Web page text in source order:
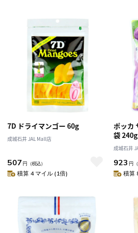
7D ドライマンゴー 60g
成城石井 JAL Mall店
507 円 （税込）
積算 4 マイル (1倍)
ポッカ
袋
成城石井
923 円
積算